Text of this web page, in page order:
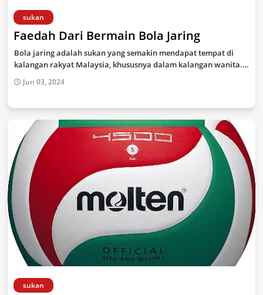
sukan
Faedah Dari Bermain Bola Jaring
Bola jaring adalah sukan yang semakin mendapat tempat di
kalangan rakyat Malaysia, khususnya dalam kalangan wanita.…
Jun 03, 2024
sukan